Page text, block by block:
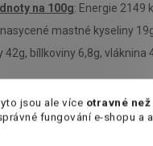
jsou ale více otravné
fungování e-shopu a
na 100g: Energie 2149
mastné kyseliny
42g, bíllkoviny 6,8g, vláknina
Polsko